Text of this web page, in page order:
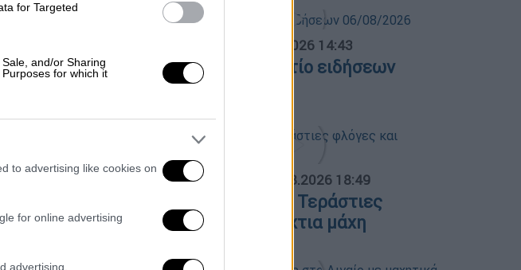
for Targeted
and/or Sharing
for which it
to advertising like cookies on
for online advertising
advertising.
06.08.2026 14:43
Μεσημεριανό δελτίο ειδήσεων
06/08/2026
ΑΠΟΣΠΑΣΜΑΤΑ... 06.08.2026 18:49
Φωτιά στη Σκύρο: Τεράστιες
φλόγες και ολονύχτια μάχη